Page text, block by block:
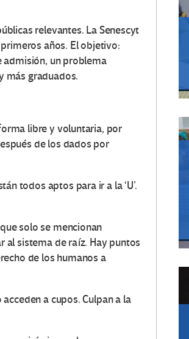
relevantes. La Senescyt
años. El objetivo:
admisión, un problema
más graduados.
libre y voluntaria, por
de los dados por
todos aptos para ir a la ‘U’.
solo se mencionan
al sistema de raíz. Hay puntos
de los humanos a
a cupos. Culpan a la